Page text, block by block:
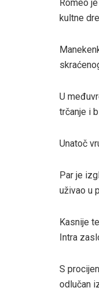
Romeo
kultne
U
trčanje i
Unatoč
Par je
uživao u
Kasnije
Intra
S
odlučan